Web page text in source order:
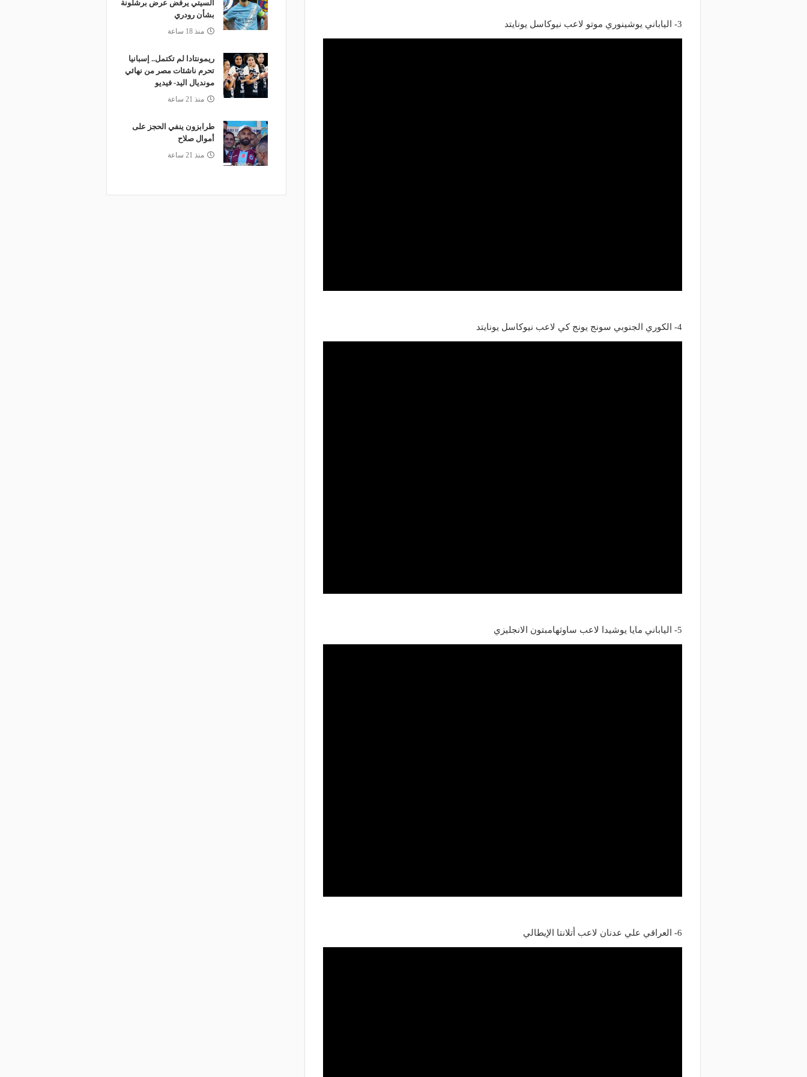
3- الياباني يوشينوري موتو لاعب نيوكاسل يونايتد
4- الكوري الجنوبي سونج يونج كي لاعب نيوكاسل يونايتد
5- الياباني مايا يوشيدا لاعب ساوثهامبتون الانجليزي
6- العراقي علي عدنان لاعب أتلانتا الإيطالي
السيتي يرفض عرض برشلونة
بشأن رودري
منذ 18 ساعة
ريمونتادا لم تكتمل.. إسبانيا
تحرم ناشئات مصر من نهائي
مونديال اليد- فيديو
منذ 21 ساعة
طرابزون ينفي الحجز على
أموال صلاح
منذ 21 ساعة